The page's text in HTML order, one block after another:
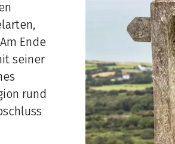
Ende
seiner
rund